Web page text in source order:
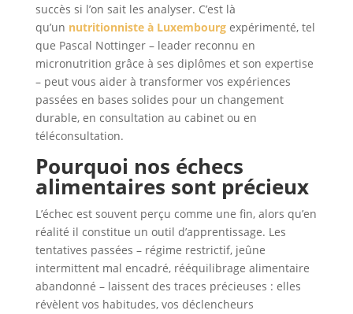
succès si l’on sait les analyser. C’est là
qu’un nutritionniste à Luxembourg expérimenté, tel
que Pascal Nottinger – leader reconnu en
micronutrition grâce à ses diplômes et son expertise
– peut vous aider à transformer vos expériences
passées en bases solides pour un changement
durable, en consultation au cabinet ou en
téléconsultation.
Pourquoi nos échecs
alimentaires sont précieux
L’échec est souvent perçu comme une fin, alors qu’en
réalité il constitue un outil d’apprentissage. Les
tentatives passées – régime restrictif, jeûne
intermittent mal encadré, rééquilibrage alimentaire
abandonné – laissent des traces précieuses : elles
révèlent vos habitudes, vos déclencheurs